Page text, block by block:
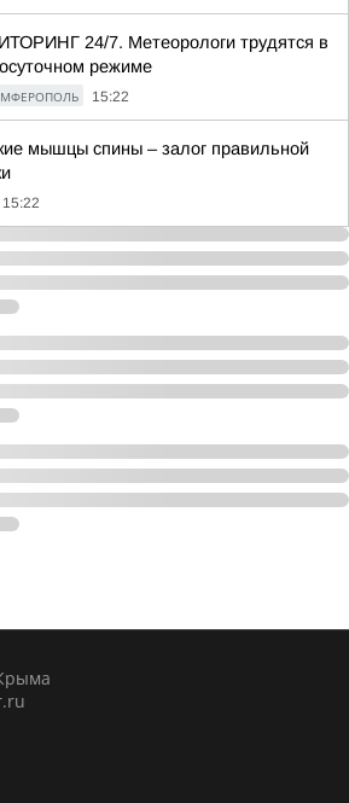
24/7. Метеорологи трудятся в
режиме
15:22
мышцы спины – залог правильной
15:22